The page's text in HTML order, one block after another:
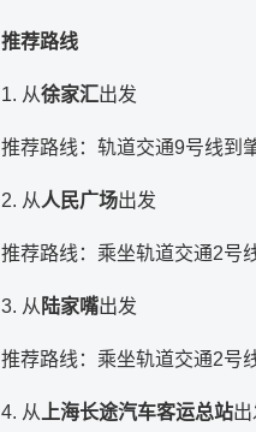
推荐路线
1. 从徐家汇出发
推荐路线：轨道交通9号线到
2. 从 人民广场出发
推荐路线：乘坐轨道交通2号
3. 从 陆家嘴出发
推荐路线：乘坐轨道交通2号
4. 从 上海长途汽车客运总站出